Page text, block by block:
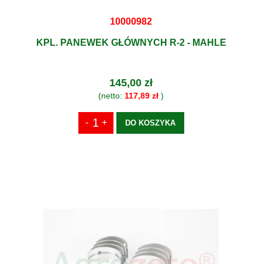
10000982
KPL. PANEWEK GŁÓWNYCH R-2 - MAHLE
145,00 zł
(netto: 117,89 zł )
DO KOSZYKA